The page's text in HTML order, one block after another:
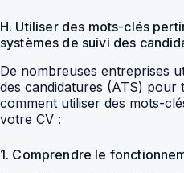
H. Utiliser des mots-clés
systèmes de suivi des
De nombreuses entreprises
des candidatures (ATS) pour
comment utiliser des mots-
votre CV :
1. Comprendre le